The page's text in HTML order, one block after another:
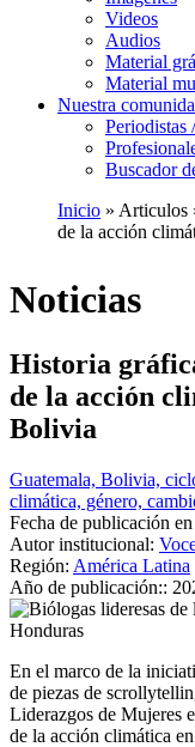
Videos
Audios
Material
Material
Nuestra
Periodistas
Buscador
Ruta
navegación
Inicio Articulos
de la acción
Noticias
Historia
de la acción
Bolivia
Guatemala, Bolivia,
climática, género,
Fecha de publicación
Autor institucional:
Región: América Latina
Año de publicación::
En el marco de la
de piezas de
Liderazgos de Mujeres
de la acción climática